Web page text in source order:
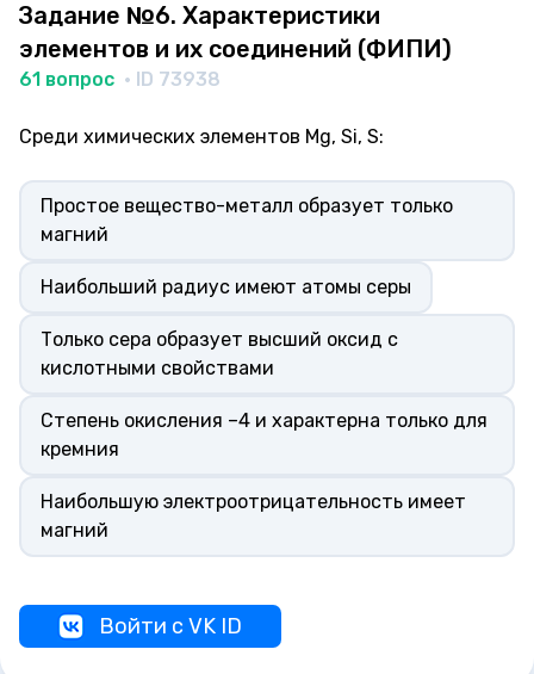
Задание №6. Характеристики
элементов и их соединений (ФИПИ)
61 вопрос · ID 73938
Среди химических элементов Mg, Si, S:
Простое вещество-металл образует только
магний
Наибольший радиус имеют атомы серы
Только сера образует высший оксид с
кислотными свойствами
Степень окисления –4 и характерна только для
кремния
Наибольшую электроотрицательность имеет
магний
Войти с VK ID